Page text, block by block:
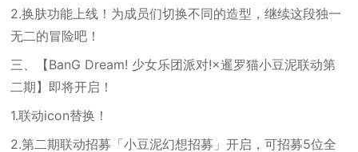
2.换肤功能上线！为成员们切换不同的造型，继续这段独一
无二的冒险吧！
三、【BanG Dream! 少女乐团派对!×暹罗猫小豆泥联动第
二期】即将开启！
1.联动icon替换！
2.第二期联动招募「小豆泥幻想招募」开启，可招募5位全